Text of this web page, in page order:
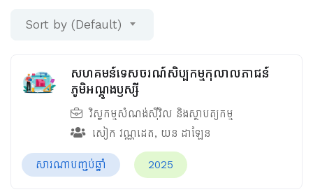
Sort by (Default)
សហគមន៍ទេសចរណ៍សិប្បកម្មកុលាលភាជន៍
ភូមិអណ្តូងឫស្សី
វិស្វកម្មសំណង់ស៊ីវិល និងស្ថាបត្យកម្ម
សៀក វណ្ណដេត, យន ដាឡែន
សារណាបញ្ចប់ឆ្នាំ 2025